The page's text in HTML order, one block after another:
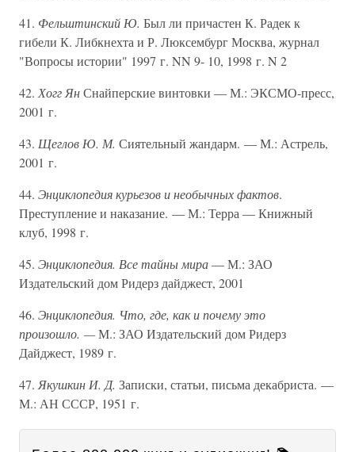
41. Фельштинский Ю. Был ли причастен К. Радек к
гибели К. Либкнехта и Р. Люксембург Москва, журнал
"Вопросы истории" 1997 г. NN 9- 10, 1998 г. N 2
42. Хогг ЯнСнайперские винтовки — М.: ЭКСМО-пресс,
2001 г.
43. Щеглов Ю. М. Сиятельный жандарм. — М.: Астрель,
2001 г.
44. Энциклопедия курьезов и необычных фактов.
Преступление и наказание. — М.: Терра — Книжный
клуб, 1998 г.
45. Энциклопедия. Все тайны мира— М.: ЗАО
Издательский дом Ридерз дайджест, 2001
46. Энциклопедия. Что, где, как и почему это
произошло. —М.: ЗАО Издательский дом Ридерз
Дайджест, 1989 г.
47. Якушкин И. Д. Записки, статьи, письма декабриста. —
М.: АН СССР, 1951 г.